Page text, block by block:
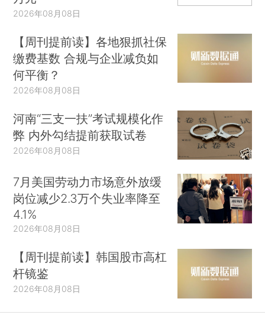
2026年08月08日
【周刊提前读】各地狠抓社保
缴费基数 合规与企业减负如
何平衡？
2026年08月08日
河南“三支一扶”考试规模化作
弊 内外勾结提前获取试卷
2026年08月08日
7月美国劳动力市场意外放缓
岗位减少2.3万个失业率降至
4.1%
2026年08月08日
【周刊提前读】韩国股市高杠
杆镜鉴
2026年08月08日